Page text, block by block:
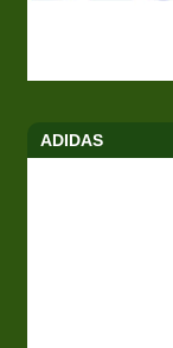
ADIDAS